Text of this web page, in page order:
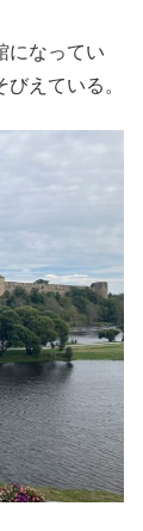
になってい
えている。